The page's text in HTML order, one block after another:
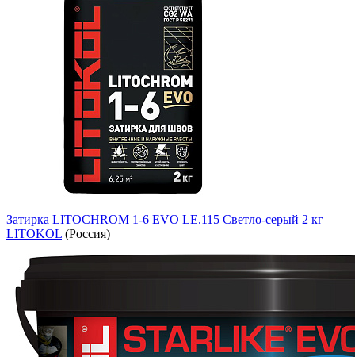
Затирка LITOCHROM 1-6 EVO LE.115 Светло-серый 2 кг
LITOKOL (Россия)